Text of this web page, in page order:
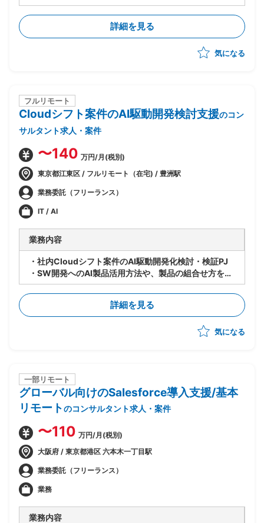
・PJ規模は500人月以上
-進捗/品質/課題管理
-リカバリー時の要因分析/リカバリープランの策定
-各種ドキュメントの作成
詳細を見る
気になる
フルリモート
Cloudシフト案件のAI駆動開発検討支援のコン
サルタント求人・案件
〜140 万円/月(税別)
東京都江東区 / フルリモート（在宅) / 豊洲駅
業務委託（フリーランス）
IT / AI
業務内容
・社内Cloudシフト案件のAI駆動開発化検討・検証PJ
・SW開発へのAI製品活用方法や、製品の組合せ方を検
討し、PJへのスキルトランスファーを推進
・9〜10月：ASTRAReq×GitLab Duoでの設計手順検
討・作成、概算見積もり根拠数値の収集の実施
・11〜1月：見積もり精度向上のための追加検証を実施
詳細を見る
気になる
一部リモート
グローバル向けのSalesforce導入支援/基本
リモートのコンサルタント求人・案件
〜110 万円/月(税別)
大阪府 / 東京都港区 六本木一丁目駅
業務委託（フリーランス）
業務
業務内容